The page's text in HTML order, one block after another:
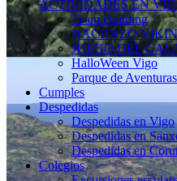
ACTIVIDADES EN
Team Building
HACHAZO
JUEGO DEL
HalloWeen Vigo
Parque de Aventuras
Cumples
Despedidas
Despedidas en Vigo
Despedidas en
Despedidas en
Colegios